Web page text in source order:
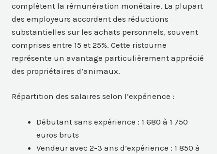
complètent la rémunération monétaire. La plupart
des employeurs accordent des réductions
substantielles sur les achats personnels, souvent
comprises entre 15 et 25%. Cette ristourne
représente un avantage particulièrement apprécié
des propriétaires d’animaux.
Répartition des salaires selon l’expérience :
Débutant sans expérience : 1 680 à 1 750
euros bruts
Vendeur avec 2-3 ans d’expérience : 1 850 à